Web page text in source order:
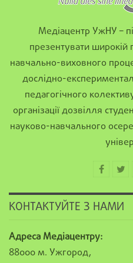
Медіацентр УжНУ –
презентувати широкій
навчально-виховного
дослідно-
педагогічного
організації дозвілля
науково-навчального
КОНТАКТУЙТЕ З НАМИ
Адреса Медіацентру:
88000 м. Ужгород,